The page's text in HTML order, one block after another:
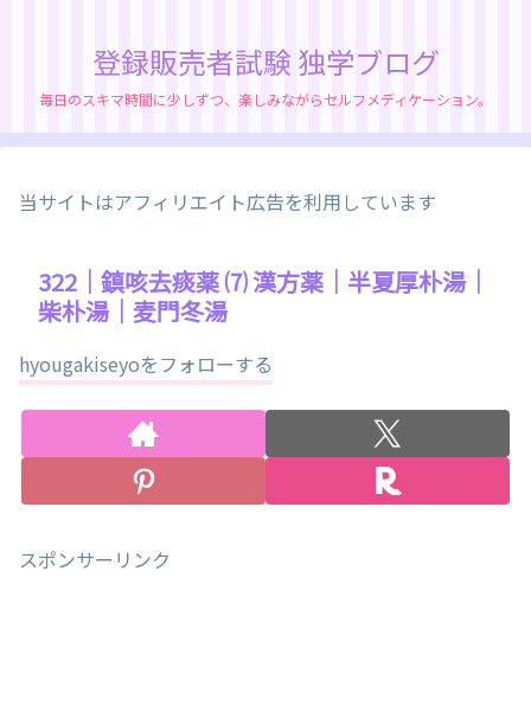
登録販売者試験 独学ブログ
毎日のスキマ時間に少しずつ、楽しみながらセルフメディケーション。
当サイトはアフィリエイト広告を利用しています
322｜鎮咳去痰薬 ⑺ 漢方薬｜半夏厚朴湯｜
柴朴湯｜麦門冬湯
hyougakiseyoをフォローする
スポンサーリンク